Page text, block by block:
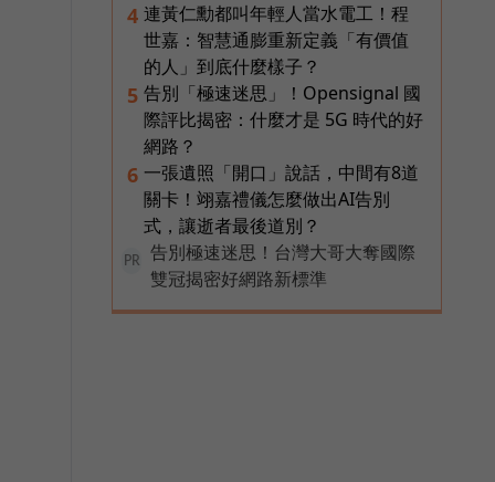
4 連黃仁勳都叫年輕人當水電工！程
世嘉：智慧通膨重新定義「有價值
的人」到底什麼樣子？
5 告別「極速迷思」！Opensignal 國
際評比揭密：什麼才是 5G 時代的好
網路？
6 一張遺照「開口」說話，中間有8道
關卡！翊嘉禮儀怎麼做出AI告別
式，讓逝者最後道別？
PR
告別極速迷思！台灣大哥大奪國際
雙冠揭密好網路新標準